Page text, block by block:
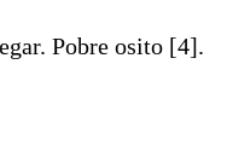
Pobre osito [4].